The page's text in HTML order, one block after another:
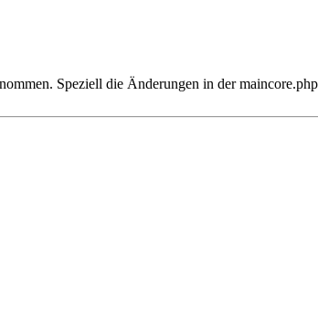
Speziell die Änderungen in der